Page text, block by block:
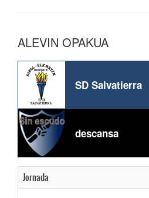
ALEVIN OPAKUA
SD Salvatierra
descansa
Jornada